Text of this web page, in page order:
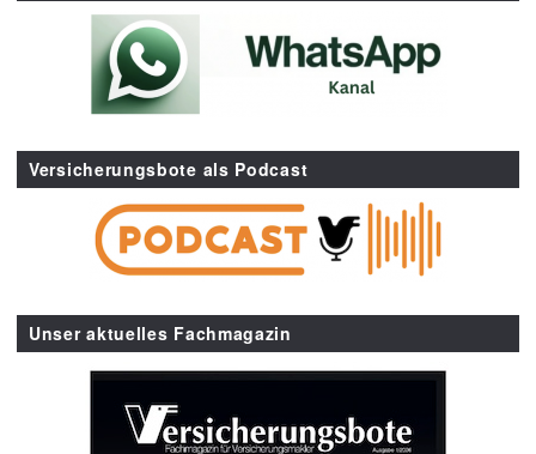
Versicherungsbote als Podcast
Unser aktuelles Fachmagazin